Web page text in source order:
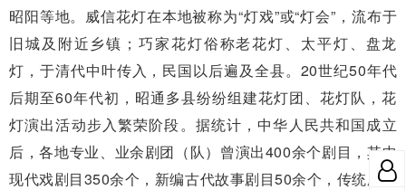
昭阳等地。威信花灯在本地被称为“灯戏”或“灯会”，流布于
旧城及附近乡镇；巧家花灯俗称老花灯、太平灯、盘龙
灯，于清代中叶传入，民国以后遍及全县。20世纪50年代
后期至60年代初，昭通多县纷纷组建花灯团、花灯队，花
灯演出活动步入繁荣阶段。据统计，中华人民共和国成立
后，各地专业、业余剧团（队）曾演出400余个剧目，其中
现代戏剧目350余个，新编古代故事剧目50余个，传统剧目